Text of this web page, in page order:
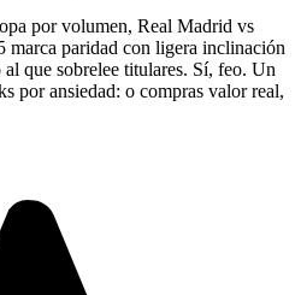
por volumen, Real Madrid vs
marca paridad con ligera inclinación
que sobrelee titulares. Sí, feo. Un
por ansiedad: o compras valor real,